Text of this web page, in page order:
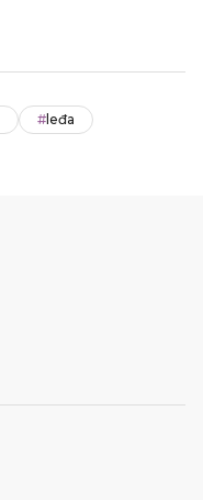
# leđa